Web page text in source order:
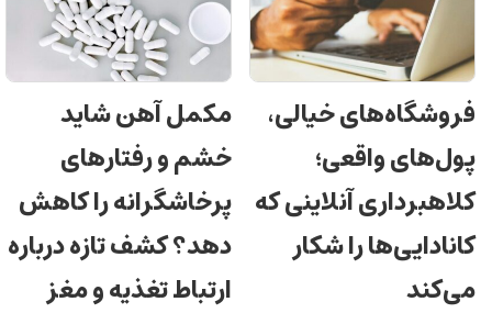
فروشگاه‌های خیالی،
پول‌های واقعی؛
کلاهبرداری آنلاینی که
کانادایی‌ها را شکار
می‌کند
مکمل آهن شاید
خشم و رفتارهای
پرخاشگرانه را کاهش
دهد؟ کشف تازه درباره
ارتباط تغذیه و مغز